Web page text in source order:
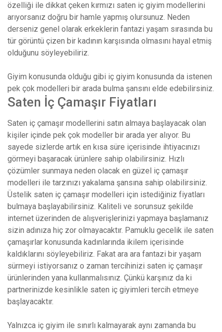
özelliği ile dikkat çeken kırmızı saten iç giyim modellerini
arıyorsanız doğru bir hamle yapmış olursunuz. Neden
derseniz genel olarak erkeklerin fantazi yaşam sırasında bu
tür görüntü çizen bir kadının karşısında olmasını hayal etmiş
olduğunu söyleyebiliriz.
Giyim konusunda olduğu gibi iç giyim konusunda da istenen
pek çok modelleri bir arada bulma şansını elde edebilirsiniz.
Saten İç Çamaşır Fiyatları
Saten iç çamaşır modellerini satın almaya başlayacak olan
kişiler içinde pek çok modeller bir arada yer alıyor. Bu
sayede sizlerde artık en kısa süre içerisinde ihtiyacınızı
görmeyi başaracak ürünlere sahip olabilirsiniz. Hızlı
çözümler sunmaya neden olacak en güzel iç çamaşır
modelleri ile tarzınızı yakalama şansına sahip olabilirsiniz.
Üstelik saten iç çamaşır modelleri için istediğiniz fiyatları
bulmaya başlayabilirsiniz. Kaliteli ve sorunsuz şekilde
internet üzerinden de alışverişlerinizi yapmaya başlamanız
sizin adınıza hiç zor olmayacaktır. Pamuklu gecelik ile saten
çamaşırlar konusunda kadınlarında ikilem içerisinde
kaldıklarını söyleyebiliriz. Fakat ara ara fantazi bir yaşam
sürmeyi istiyorsanız o zaman tercihinizi saten iç çamaşır
ürünlerinden yana kullanmalısınız. Çünkü karşınız da ki
partnerinizde kesinlikle saten iç giyimleri tercih etmeye
başlayacaktır.
Yalnızca iç giyim ile sınırlı kalmayarak aynı zamanda bu